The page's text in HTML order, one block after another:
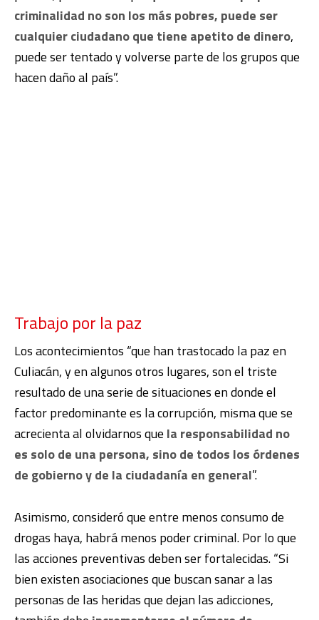
criminalidad no son los más pobres, puede ser
cualquier ciudadano que tiene apetito de dinero,
puede ser tentado y volverse parte de los grupos que
hacen daño al país”.
Trabajo por la paz
Los acontecimientos “que han trastocado la paz en
Culiacán, y en algunos otros lugares, son el triste
resultado de una serie de situaciones en donde el
factor predominante es la corrupción, misma que se
acrecienta al olvidarnos que la responsabilidad no
es solo de una persona, sino de todos los órdenes
de gobierno y de la ciudadanía en general”.
Asimismo, consideró que entre menos consumo de
drogas haya, habrá menos poder criminal. Por lo que
las acciones preventivas deben ser fortalecidas. “Si
bien existen asociaciones que buscan sanar a las
personas de las heridas que dejan las adicciones,